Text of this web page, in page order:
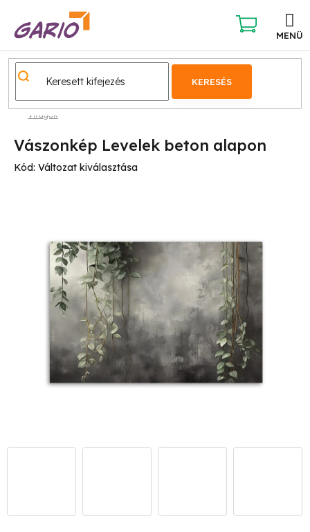
KERESÉS
KOSÁR
Virágok
Vászonkép Levelek beton alapon
Kód: Változat kiválasztása